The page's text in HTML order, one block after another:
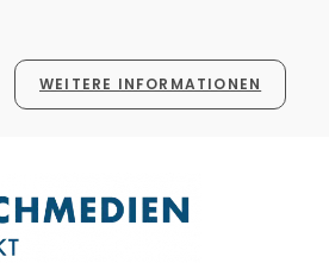
WEITERE INFORMATIONEN